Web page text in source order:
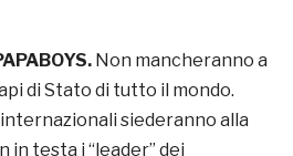
Non mancheranno a
di Stato di tutto il mondo.
siederanno alla
in testa i “leader” dei